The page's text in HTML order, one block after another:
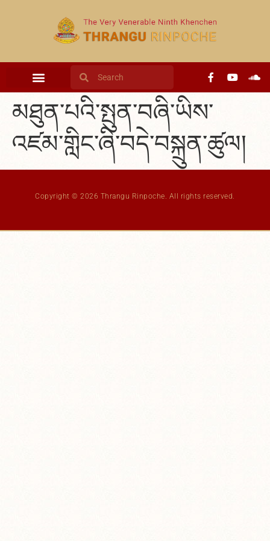
མཐུན་པའི་སྤུན་བཞི་ཡིས་
འཛམ་གླིང་ཞི་བདེ་བསྐྲུན་ཚུལ།
Copyright © 2026 Thrangu Rinpoche. All rights reserved.